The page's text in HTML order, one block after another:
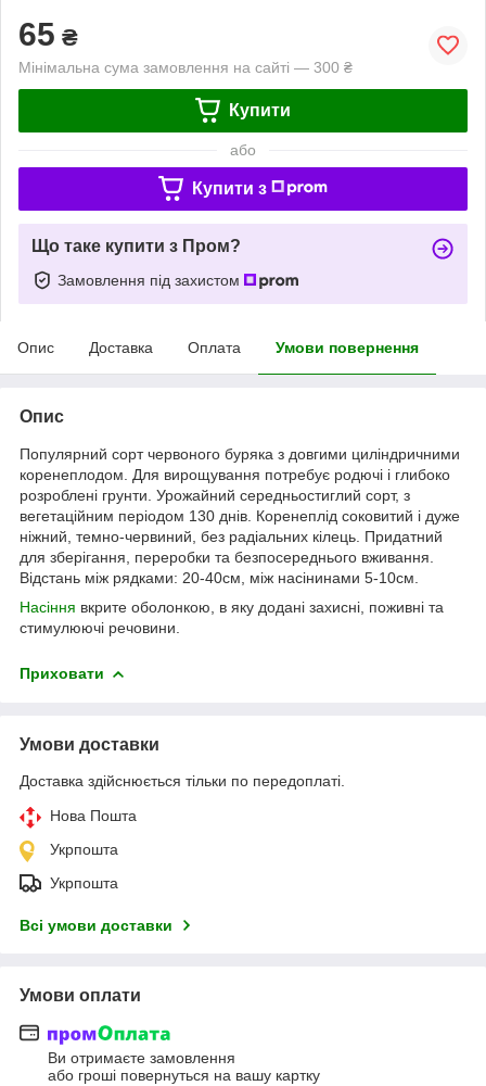
65 ₴
Мінімальна сума замовлення на сайті — 300 ₴
Купити
або
Купити з
Що таке купити з Пром?
Замовлення під захистом
Опис Доставка Оплата Умови повернення
Опис
Популярний сорт червоного буряка з довгими циліндричними
коренеплодом. Для вирощування потребує родючі і глибоко
розроблені грунти. Урожайний середньостиглий сорт, з
вегетаційним періодом 130 днів. Коренеплід соковитий і дуже
ніжний, темно-червиний, без радіальних кілець. Придатний
для зберігання, переробки та безпосереднього вживання.
Відстань між рядками: 20-40см, між насінинами 5-10см.
Насіння вкрите оболонкою, в яку додані захисні, поживні та
стимулюючі речовини.
Приховати
Умови доставки
Доставка здійснюється тільки по передоплаті.
Нова Пошта
Укрпошта
Укрпошта
Всі умови доставки
Умови оплати
Ви отримаєте замовлення
або гроші повернуться на вашу картку